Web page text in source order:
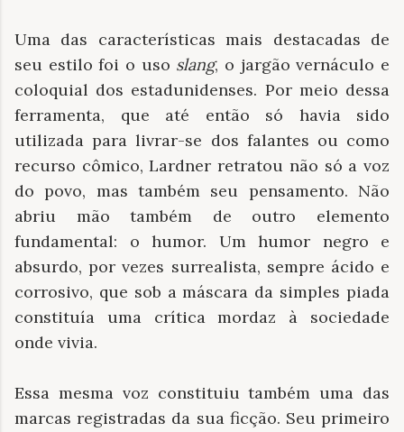
Uma das características mais destacadas de
seu estilo foi o uso slang, o jargão vernáculo e
coloquial dos estadunidenses. Por meio dessa
ferramenta, que até então só havia sido
utilizada para livrar-se dos falantes ou como
recurso cômico, Lardner retratou não só a voz
do povo, mas também seu pensamento. Não
abriu mão também de outro elemento
fundamental: o humor. Um humor negro e
absurdo, por vezes surrealista, sempre ácido e
corrosivo, que sob a máscara da simples piada
constituía uma crítica mordaz à sociedade
onde vivia.
Essa mesma voz constituiu também uma das
marcas registradas da sua ficção. Seu primeiro